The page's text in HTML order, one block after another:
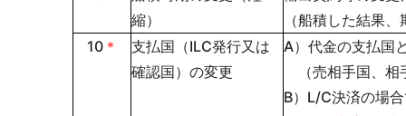
縮）
（船積した結果
10＊
支払国（ILC発行又は
確認国）の変更
A）代金の支払国
（売相手国、相
B）L/C決済の場